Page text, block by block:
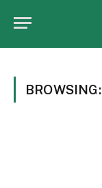
BROWSING: